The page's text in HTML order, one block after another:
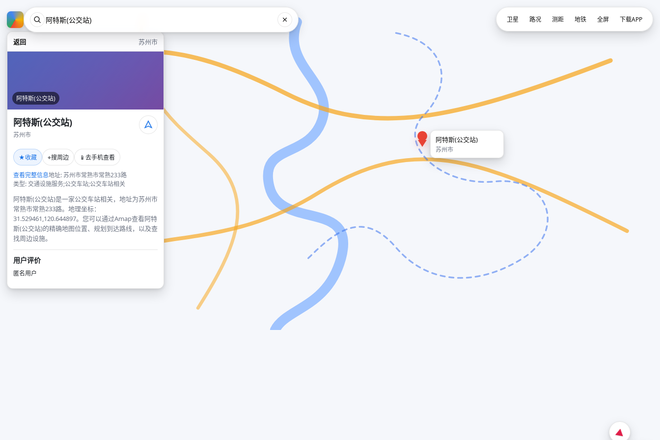
返回 苏州市
阿特斯(公交站)
阿特斯(公交站)
苏州市
★收藏 ⌖搜周边 📱 去手机查看
查看完整信息地址: 苏州市常熟市常熟233路
类型: 交通设施服务;公交车站;公交车站相关
阿特斯(公交站)是一家公交车站相关，地址为苏州市
常熟市常熟233路。地理坐标：
31.529461,120.644897。您可以通过Amap查看阿特
斯(公交站)的精确地图位置、规划到达路线，以及查
找周边设施。
用户评价
匿名用户
阿特斯(公交站)
苏州市
卫星 路况 测距 地铁 全屏 下载APP